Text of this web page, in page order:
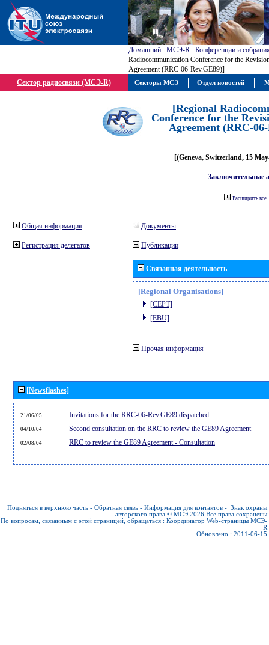
Домашний : МСЭ-R : Конференции и
Radiocommunication Conference for the
Agreement (RRC-06-Rev.GE89)]
Сектор радиосвязи (МСЭ-R)
[Regional
Conference for the
Agreement (RRC-
[(Geneva, Switzerland, 15
Заключительные
Расширить все
Общая информация
Регистрация делегатов
Документы
Публикации
Связанная деятельность
[Regional Organisations]
[CEPT]
[EBU]
Прочая информация
[Newsflashes]
21/06/05 Invitations for the RRC-06-Rev.GE89 dispatched...
04/10/04 Second consultation on the RRC to review the GE89 Agreement
02/08/04 RRC to review the GE89 Agreement - Consultation
Подняться в верхнюю часть - Обратная связь - Информация для контактов - Знак охраны
авторского права © МСЭ 2026 Все права сохранены
По вопросам, связанным с этой страницей, обращаться : Координатор Web-страницы МСЭ-
R
Обновлено : 2011-06-15
Секторы МСЭ Отдел новостей